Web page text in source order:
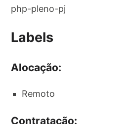
php-pleno-pj
Labels
Alocação:
Remoto
Contratação: